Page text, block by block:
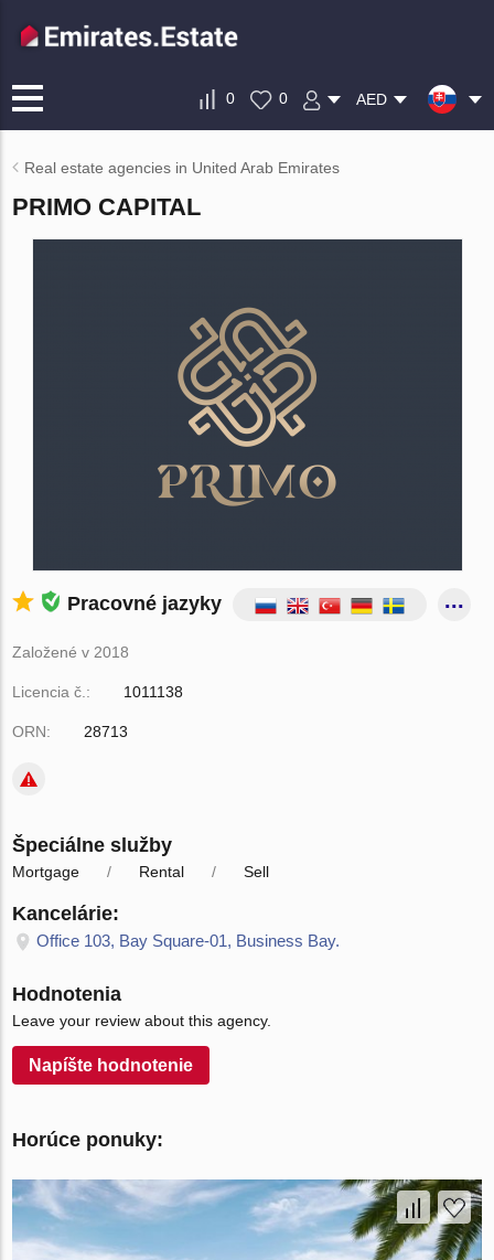
0 0 AED
Real estate agencies in United Arab Emirates
PRIMO CAPITAL
Pracovné jazyky
Založené v 2018
Licencia č.: 1011138
ORN: 28713
Špeciálne služby
Mortgage Rental Sell
Kancelárie:
Office 103, Bay Square-01, Business Bay.
Hodnotenia
Leave your review about this agency.
Napíšte hodnotenie
Horúce ponuky: